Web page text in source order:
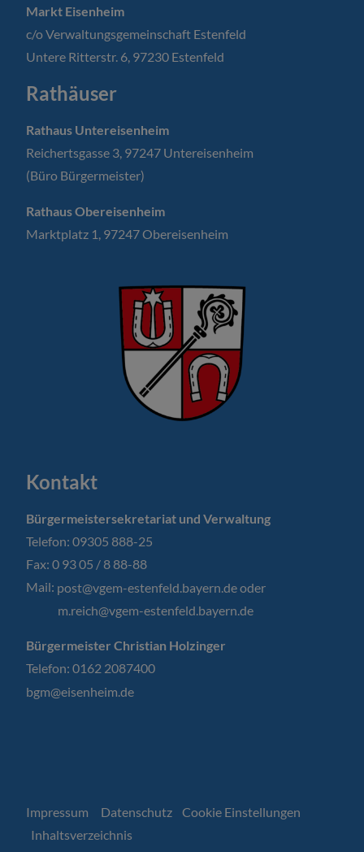
Markt Eisenheim
c/o Verwaltungsgemeinschaft Estenfeld
Untere Ritterstr. 6, 97230 Estenfeld
Rathäuser
Rathaus Untereisenheim
Reichertsgasse 3, 97247 Untereisenheim
(Büro Bürgermeister)
Rathaus Obereisenheim
Marktplatz 1, 97247 Obereisenheim
Kontakt
Bürgermeistersekretariat und Verwaltung
Telefon: 09305 888-25
Fax: 0 93 05 / 8 88-88
Mail: post@vgem-estenfeld.bayern.de oder
m.reich@vgem-estenfeld.bayern.de
Bürgermeister Christian Holzinger
Telefon: 0162 2087400
bgm@eisenheim.de
Impressum Datenschutz
Cookie Einstellungen
Inhaltsverzeichnis